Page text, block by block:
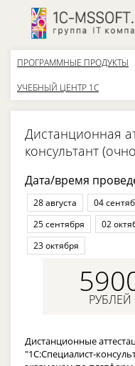
ПРОГРАММНЫЕ ПРОДУКТЫ
УЧЕБНЫЙ ЦЕНТР 1С
Дистанционная
консультант
Дата/время
28 августа
04
25 сентября
02
23 октября
РУБЛЕЙ
Дистанционные
"1С:Специалист-